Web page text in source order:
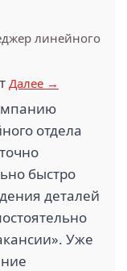
линейного
Далее →
отдела
быстро
деталей
Уже